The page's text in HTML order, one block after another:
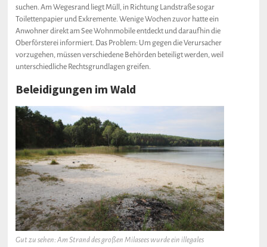
suchen. Am Wegesrand liegt Müll, in Richtung Landstraße sogar
Toilettenpapier und Exkremente. Wenige Wochen zuvor hatte ein
Anwohner direkt am See Wohnmobile entdeckt und daraufhin die
Oberförsterei informiert. Das Problem: Um gegen die Verursacher
vorzugehen, müssen verschiedene Behörden beteiligt werden, weil
unterschiedliche Rechtsgrundlagen greifen.
Beleidigungen im Wald
Gut zu sehen: Am Strand des großen Milasees wurde ein illegales